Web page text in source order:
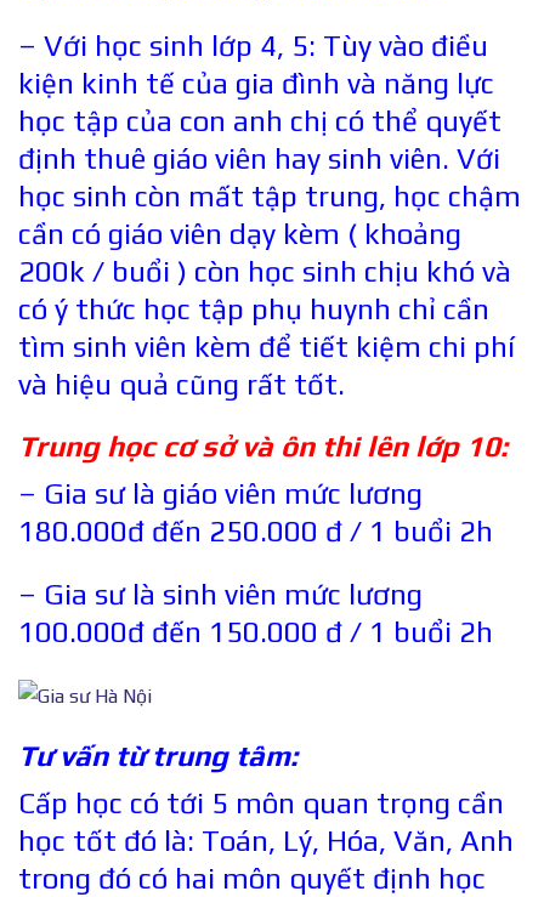
– Với học sinh lớp 4, 5: Tùy vào điều
kiện kinh tế của gia đình và năng lực
học tập của con anh chị có thể quyết
định thuê giáo viên hay sinh viên. Với
học sinh còn mất tập trung, học chậm
cần có giáo viên dạy kèm ( khoảng
200k / buổi ) còn học sinh chịu khó và
có ý thức học tập phụ huynh chỉ cần
tìm sinh viên kèm để tiết kiệm chi phí
và hiệu quả cũng rất tốt.
Trung học cơ sở và ôn thi lên lớp 10:
– Gia sư là giáo viên mức lương
180.000đ đến 250.000 đ / 1 buổi 2h
– Gia sư là sinh viên mức lương
100.000đ đến 150.000 đ / 1 buổi 2h
Tư vấn từ trung tâm:
Cấp học có tới 5 môn quan trọng cần
học tốt đó là: Toán, Lý, Hóa, Văn, Anh
trong đó có hai môn quyết định học